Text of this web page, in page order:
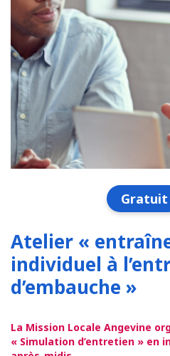
Gratuit
Atelier «
individuel à
d’embauche »
La Mission Locale Angevine
« Simulation d’entretien » en